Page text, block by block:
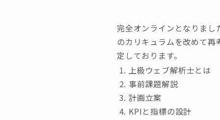
完全オンラインとなりま
のカリキュラムを改めて
定しております。
上級ウェブ解析士とは
事前課題解説
計画立案
KPIと指標の設計